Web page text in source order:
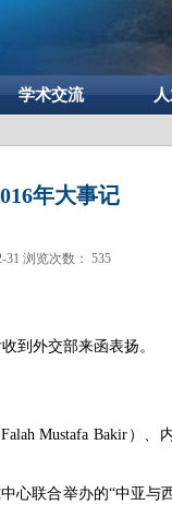
学术交流
年大事记
31 浏览次数： 535
到外交部来函表扬。
Falah Mustafa Bakir）、
心联合举办的“中亚与